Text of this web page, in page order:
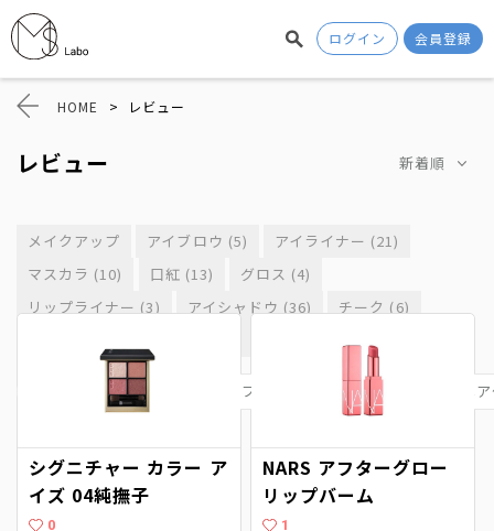
ログイン 会員登録
HOME > レビュー
レビュー 新着順
メイクアップ アイブロウ (5)
アイライナー (21)
マスカラ (10)
口紅 (13)
グロス (4)
リップライナー (3)
アイシャドウ (36)
チーク (6)
リップ (4)
メイクアップ ベースメイク ヘ
シグニチャー カラー ア
イズ 04純撫子
0
NARS アフターグロー
リップバーム
1